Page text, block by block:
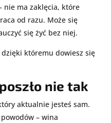
nie ma zaklęcia, które
od razu. Może się
się żyć bez niej.
któremu dowiesz się
nie tak
aktualnie jesteś sam.
– wina